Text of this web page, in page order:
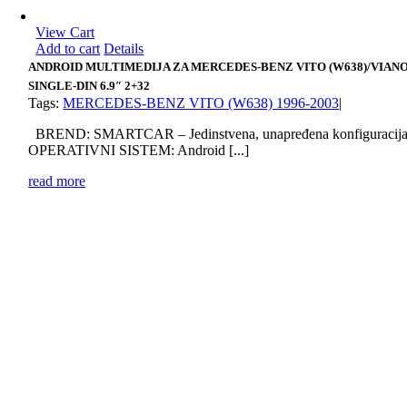
View Cart
Add to cart Details
ANDROID MULTIMEDIJA ZA MERCEDES-BENZ VITO (W638)/
SINGLE-DIN 6.9″ 2+32
Tags:MERCEDES-BENZ VITO (W638) 1996-2003|
BREND: SMARTCAR – Jedinstvena, unapređena
OPERATIVNI SISTEM: Android [...]
read more